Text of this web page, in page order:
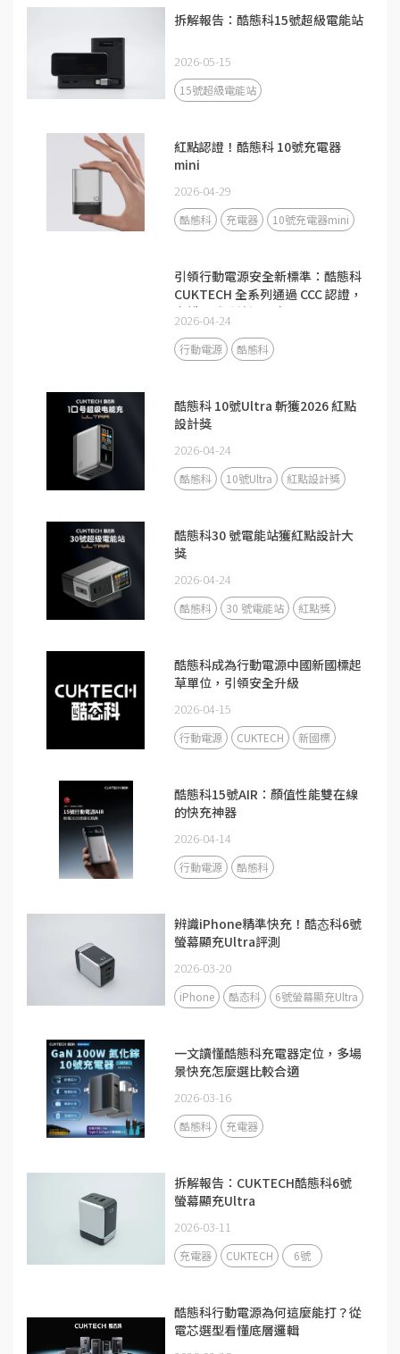
拆解報告：酷態科15號超級電能站
2026-05-15
15號超級電能站
紅點認證！酷態科 10號充電器
mini
2026-04-29
酷態科 充電器 10號充電器mini
引領行動電源安全新標準：酷態科
CUKTECH 全系列通過 CCC 認證，
守護全球跨境通關安全
2026-04-24
行動電源 酷態科
酷態科 10號Ultra 斬獲2026 紅點
設計獎
2026-04-24
酷態科 10號Ultra 紅點設計獎
酷態科30 號電能站獲紅點設計大
獎
2026-04-24
酷態科 30 號電能站 紅點獎
酷態科成為行動電源中國新國標起
草單位，引領安全升級
2026-04-15
行動電源 CUKTECH 新國標
酷態科15號AIR：顏值性能雙在線
的快充神器
2026-04-14
行動電源 酷態科
辨識iPhone精準快充！酷态科6號
螢幕顯充Ultra評測
2026-03-20
iPhone 酷态科 6號螢幕顯充Ultra
一文讀懂酷態科充電器定位，多場
景快充怎麼選比較合適
2026-03-16
酷態科 充電器
拆解報告：CUKTECH酷態科6號
螢幕顯充Ultra
2026-03-11
充電器 CUKTECH 6號
酷態科行動電源為何這麼能打？從
電芯選型看懂底層邏輯